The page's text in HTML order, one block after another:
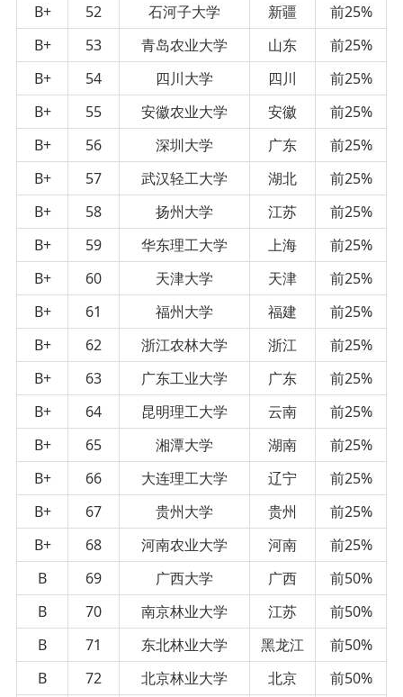
B+
52 石河子大学 新疆
前25%
B+
53 青岛农业大学 山东
前25%
B+
54 四川大学 四川
前25%
B+
55 安徽农业大学 安徽
前25%
B+
56 深圳大学 广东
前25%
B+
57 武汉轻工大学 湖北
前25%
B+
58 扬州大学 江苏
前25%
B+
59 华东理工大学 上海
前25%
B+
60 天津大学 天津
前25%
B+
61 福州大学 福建
前25%
B+
62 浙江农林大学 浙江
前25%
B+
63 广东工业大学 广东
前25%
B+
64 昆明理工大学 云南
前25%
B+
65 湘潭大学 湖南
前25%
B+
66 大连理工大学 辽宁
前25%
B+
67 贵州大学 贵州
前25%
B+
68 河南农业大学 河南
前25%
B
69 广西大学 广西
前50%
B
70 南京林业大学 江苏
前50%
B
71 东北林业大学 黑龙江
前50%
B
72 北京林业大学 北京
前50%